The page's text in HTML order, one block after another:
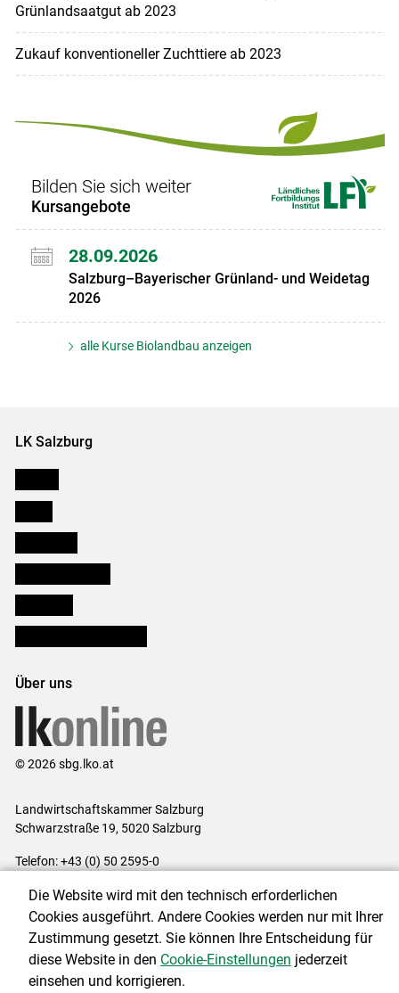
Grünlandsaatgut ab 2023
Zukauf konventioneller Zuchttiere ab 2023
Bilden Sie sich weiter
Kursangebote
28.09.2026
Salzburg–Bayerischer Grünland- und Weidetag
2026
alle Kurse Biolandbau anzeigen
LK Salzburg
Über uns
© 2026 sbg.lko.at
Landwirtschaftskammer Salzburg
Schwarzstraße 19, 5020 Salzburg
Telefon: +43 (0) 50 2595-0
Impressum|Kontakt|Datenschutzerklärung|Barrierefreiheit|
Cookie-Einstellungen
Die Website wird mit den technisch erforderlichen
Cookies ausgeführt. Andere Cookies werden nur mit Ihrer
Zustimmung gesetzt. Sie können Ihre Entscheidung für
diese Website in den Cookie-Einstellungen jederzeit
einsehen und korrigieren.